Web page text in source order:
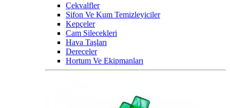
Çekvalfler
Sifon Ve Kum Temizleyiciler
Kepçeler
Cam Silecekleri
Hava Taşları
Dereceler
Hortum Ve Ekipmanları